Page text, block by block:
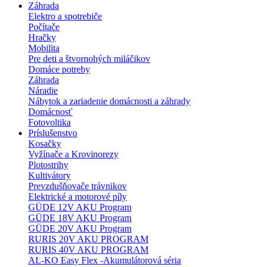
Záhrada
Elektro a spotrebiče
Počítače
Hračky
Mobilita
Pre deti a štvornohých miláčikov
Domáce potreby
Záhrada
Náradie
Nábytok a zariadenie domácnosti a záhrady
Domácnosť
Fotovoltika
Príslušenstvo
Kosačky
Vyžínače a Krovinorezy
Plotostrihy
Kultivátory
Prevzdušňovače trávnikov
Elektrické a motorové píly
GÜDE 12V AKU Program
GÜDE 18V AKU Program
GÜDE 20V AKU Program
RURIS 20V AKU PROGRAM
RURIS 40V AKU PROGRAM
AL-KO Easy Flex -Akumulátorová séria